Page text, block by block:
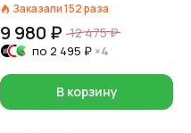
Заказали152раза
9 980 ₽ 12 475 ₽
по 2 495 ₽ ×4
В корзину